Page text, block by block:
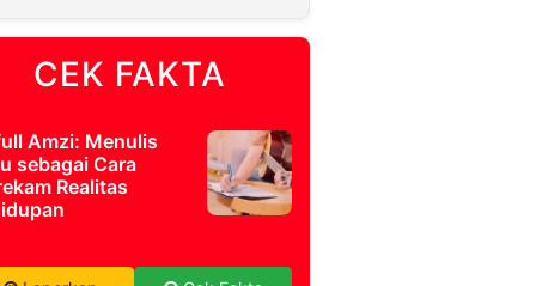
CEK FAKTA
Amzi: Menulis
sebagai Cara
Realitas